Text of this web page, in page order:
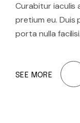
Curabitur iaculis
pretium eu. Duis
porta nulla facilisi.
SEE MORE